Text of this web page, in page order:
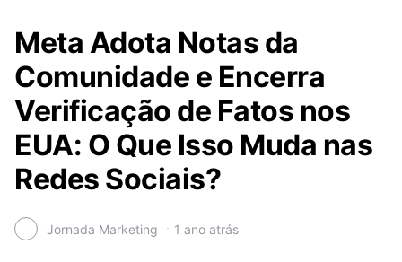
Meta Adota Notas da
Comunidade e Encerra
Verificação de Fatos nos
EUA: O Que Isso Muda nas
Redes Sociais?
Jornada Marketing 1 ano atrás